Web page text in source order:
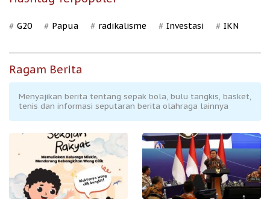
G20 Papua radikalisme Investasi IKN
Ragam Berita
Menyajikan berita tentang sepak bola, bulu tangkis, basket,
tenis dan informasi seputaran berita olahraga lainnya